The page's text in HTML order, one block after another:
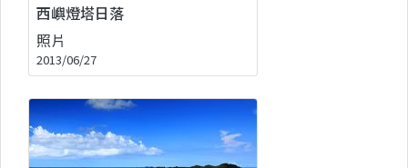
西嶼燈塔日落
照片
2013/06/27